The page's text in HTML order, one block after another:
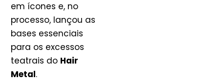
em ícones e, no
processo, lançou as
bases essenciais
para os excessos
teatrais do Hair
Metal.